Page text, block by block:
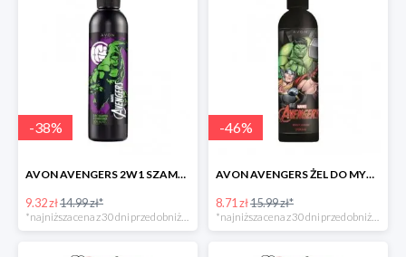
-38%
AVON AVENGERS 2W1 SZAMPON DO WŁOSÓW I ODŻYWKA
9.32 zł14.99 zł*
*najniższa cena z 30 dni przed obniżką
-46%
AVON AVENGERS ŻEL DO MYCIA CIAŁA
8.71 zł15.99 zł*
*najniższa cena z 30 dni przed obniżką